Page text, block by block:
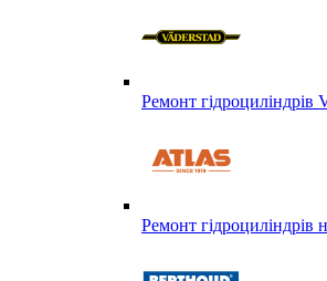
Ремонт гідроциліндрів
Ремонт гідроциліндрів